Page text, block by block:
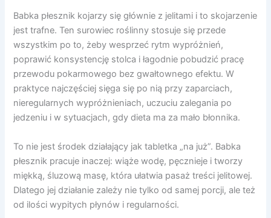
Babka płesznik kojarzy się głównie z jelitami i to skojarzenie
jest trafne. Ten surowiec roślinny stosuje się przede
wszystkim po to, żeby wesprzeć rytm wypróżnień,
poprawić konsystencję stolca i łagodnie pobudzić pracę
przewodu pokarmowego bez gwałtownego efektu. W
praktyce najczęściej sięga się po nią przy zaparciach,
nieregularnych wypróżnieniach, uczuciu zalegania po
jedzeniu i w sytuacjach, gdy dieta ma za mało błonnika.
To nie jest środek działający jak tabletka „na już”. Babka
płesznik pracuje inaczej: wiąże wodę, pęcznieje i tworzy
miękką, śluzową masę, która ułatwia pasaż treści jelitowej.
Dlatego jej działanie zależy nie tylko od samej porcji, ale też
od ilości wypitych płynów i regularności.